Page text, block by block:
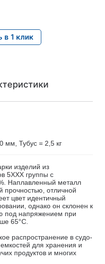
в 1 клик
мм, Тубус = 2,5 кг
изделий из
5ХХХ группы с
Наплавленный металл
прочностью, отличной
цвет идентичный
однако он склонен к
под напряжением при
65°С.
распространение в судо-
для хранения и
продуктов и многих